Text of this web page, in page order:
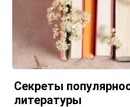
Секреты
литературы